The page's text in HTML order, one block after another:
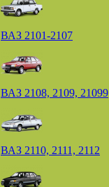
ВАЗ 2101-2107
ВАЗ 2108, 2109, 21099
ВАЗ 2110, 2111, 2112